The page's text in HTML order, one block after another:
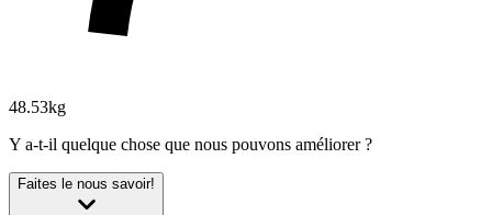
48.53kg
Y a-t-il quelque chose que nous pouvons améliorer ?
Faites le nous savoir!